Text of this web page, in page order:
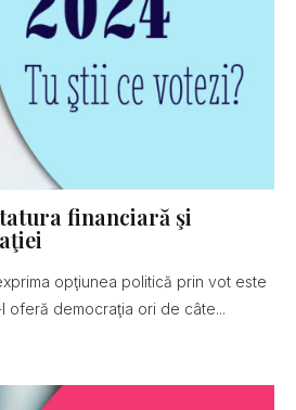
financiară şi
opţiunea politică prin vot este
oferă democraţia ori de câte...